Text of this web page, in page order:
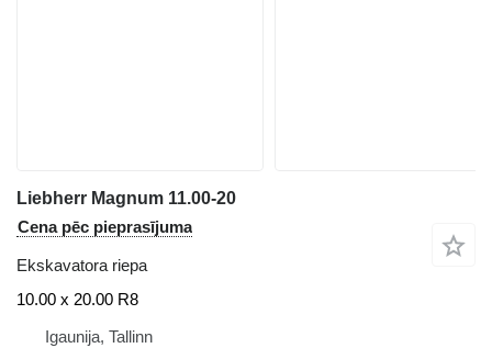
Liebherr Magnum 11.00-20
Cena pēc pieprasījuma
Ekskavatora riepa
10.00 x 20.00 R8
Igaunija, Tallinn